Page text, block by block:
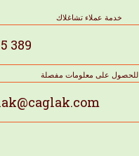
خدمة عملاء تشاغلاك
389
للحصول على معلومات مفصلة